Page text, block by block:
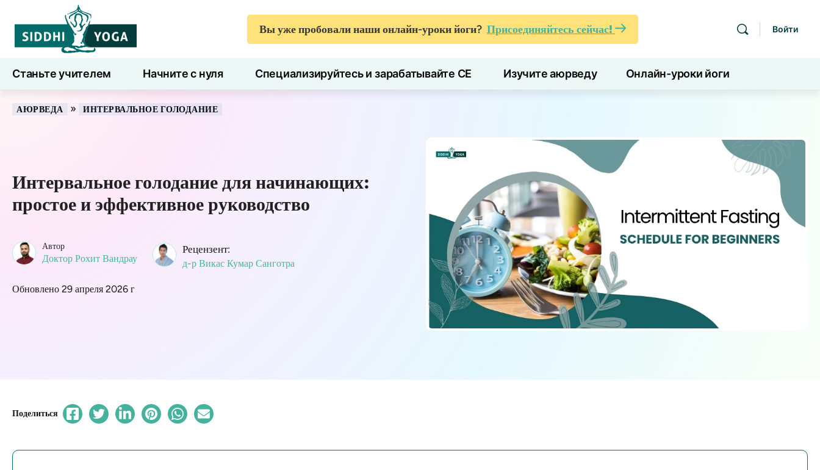
Вы уже пробовали наши онлайн-уроки йоги? Присоединяйтесь сейчас! Войти
Станьте учителем Начните с нуля Специализируйтесь и зарабатывайте CE Изучите аюрведу Онлайн-уроки йоги
7 дней здоровья Блог Учиться
АЮРВЕДА » ИНТЕРВАЛЬНОЕ ГОЛОДАНИЕ
Интервальное голодание для начинающих:
простое и эффективное руководство
Автор
Доктор Рохит Вандрау
Рецензент:
д-р Викас Кумар Санготра
Обновлено 29 апреля 2026 г
Поделиться